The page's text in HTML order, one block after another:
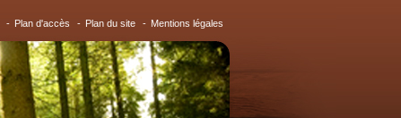
- Plan d'accès - Plan du site - Mentions légales